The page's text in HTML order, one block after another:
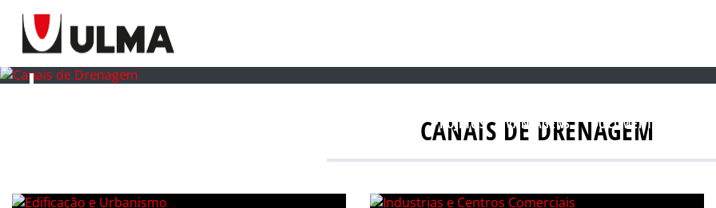
PROJETOS VANTAGENS DOCUMENTAÇÃO
CANAIS DE DRENAGEM